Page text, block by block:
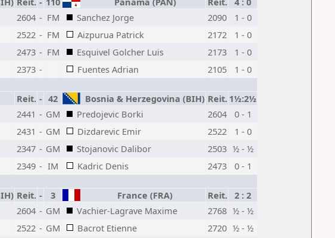
2604 - FM Sanchez Jorge 2090
1 - 0
2522 - FM Aizpurua Patrick 2172
1 - 0
2473 - FM Esquivel Golcher Luis 2173
1 - 0
2373 - Fuentes Adrian 2105
1 - 0
Reit. - 42 Bosnia & Herzegovina (BIH) Reit. 1½:2½
2441 - GM Predojevic Borki 2604
0 - 1
2431 - GM Dizdarevic Emir 2522
1 - 0
2347 - GM Stojanovic Dalibor 2503 ½ - ½
2349 - IM Kadric Denis 2473
0 - 1
Reit. - 3 France (FRA) Reit. 2 : 2
2604 - GM Vachier-Lagrave Maxime 2768 ½ - ½
2522 - GM Bacrot Etienne 2720 ½ - ½